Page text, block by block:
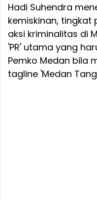
Hadi Suhendra
kemiskinan, tingkat
aksi kriminalitas di
'PR' utama yang
Pemko Medan bila
tagline 'Medan